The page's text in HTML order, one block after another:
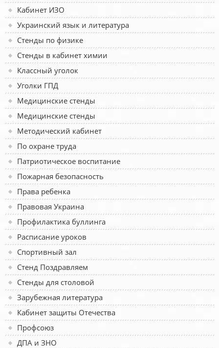
Кабинет ИЗО
Украинский язык и литература
Стенды по физике
Стенды в кабинет химии
Классный уголок
Уголки ГПД
Медицинские стенды
Медицинские стенды
Методический кабинет
По охране труда
Патриотическое воспитание
Пожарная безопасность
Права ребенка
Правовая Украина
Профилактика буллинга
Расписание уроков
Спортивный зал
Стенд Поздравляем
Стенды для столовой
Зарубежная литература
Кабинет защиты Отечества
Профсоюз
ДПА и ЗНО